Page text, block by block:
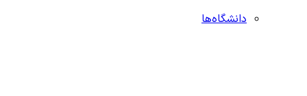
دانشگاه‌ها